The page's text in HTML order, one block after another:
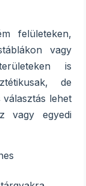
felületeken,
vagy
is
de
választás lehet
vagy egyedi